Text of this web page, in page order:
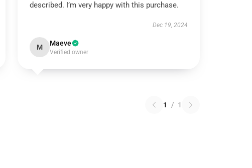
described. I’m very happy with this purchase.
Dec 19, 2024
M Maeve
Verified owner
1 / 1